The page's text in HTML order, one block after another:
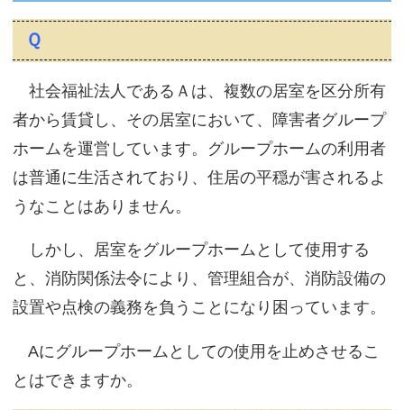
Ｑ
社会福祉法人であるＡは、複数の居室を区分所有
者から賃貸し、その居室において、障害者グループ
ホームを運営しています。グループホームの利用者
は普通に生活されており、住居の平穏が害されるよ
うなことはありません。
しかし、居室をグループホームとして使用する
と、消防関係法令により、管理組合が、消防設備の
設置や点検の義務を負うことになり困っています。
Aにグループホームとしての使用を止めさせるこ
とはできますか。